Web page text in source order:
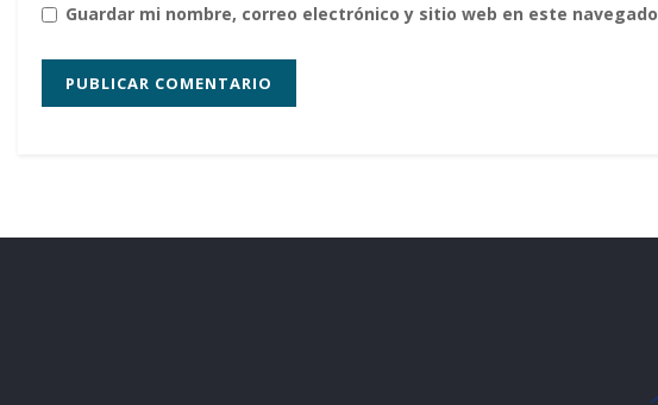
Guardar mi nombre, correo electrónico y sitio web en este